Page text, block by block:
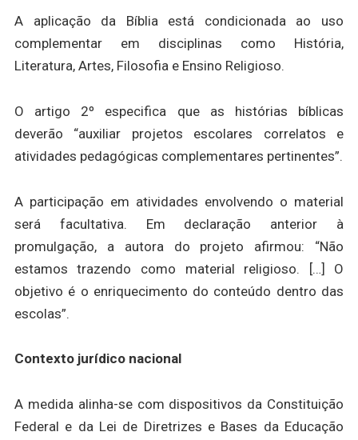
A aplicação da Bíblia está condicionada ao uso
complementar em disciplinas como História,
Literatura, Artes, Filosofia e Ensino Religioso.
O artigo 2º especifica que as histórias bíblicas
deverão “auxiliar projetos escolares correlatos e
atividades pedagógicas complementares pertinentes”.
A participação em atividades envolvendo o material
será facultativa. Em declaração anterior à
promulgação, a autora do projeto afirmou: “Não
estamos trazendo como material religioso. […] O
objetivo é o enriquecimento do conteúdo dentro das
escolas”.
Contexto jurídico nacional
A medida alinha-se com dispositivos da Constituição
Federal e da Lei de Diretrizes e Bases da Educação